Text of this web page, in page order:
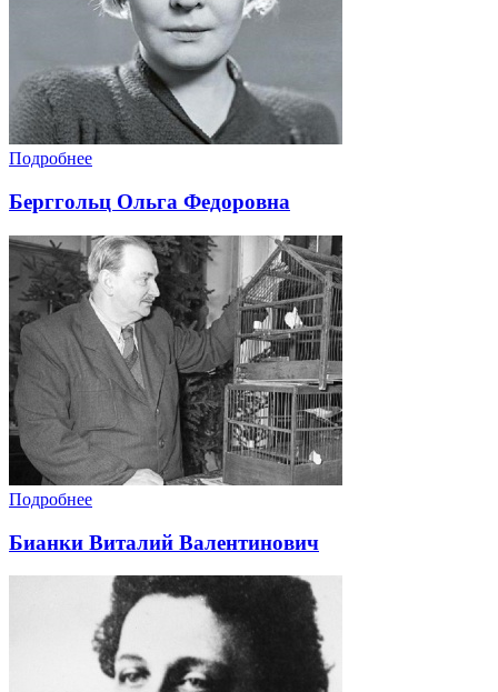
Подробнее
Берггольц Ольга Федоровна
Подробнее
Бианки Виталий Валентинович